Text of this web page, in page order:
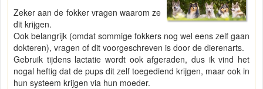
Zeker aan de fokker vragen waarom ze
dit krijgen.
Ook belangrijk (omdat sommige fokkers nog wel eens zelf gaan
dokteren), vragen of dit voorgeschreven is door de dierenarts.
Gebruik tijdens lactatie wordt ook afgeraden, dus ik vind het
nogal heftig dat de pups dit zelf toegediend krijgen, maar ook in
hun systeem krijgen via hun moeder.